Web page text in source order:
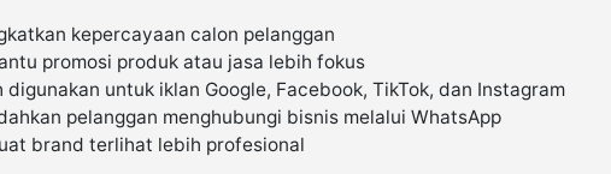
kepercayaan calon pelanggan
promosi produk atau jasa lebih fokus
digunakan untuk iklan Google, Facebook, TikTok, dan Instagram
pelanggan menghubungi bisnis melalui WhatsApp
brand terlihat lebih profesional